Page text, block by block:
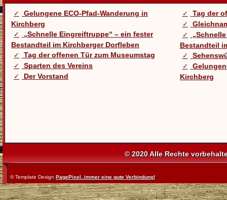
Gelungene ECO-Pfad-Wanderung in
Kirchberg
„Schnelle Eingreiftruppe“ – ein fester
Bestandteil im Kirchberger Dorfleben
Tag der offenen Tür zum Museumstag
Sparten des Vereins
Der Vorstand
Tag der
Bestandteil
Kirchberg
© 2020 Alle Rechte
© Template Design PagePixel..immer eine gute Verbindung!